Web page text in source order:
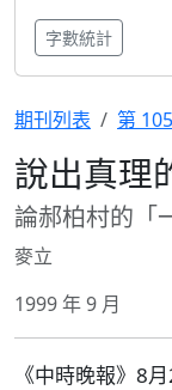
字數統計
期刊列表 第
說出真理
論郝柏村的「
麥立
1999 年 9 月
《中時晚報》8